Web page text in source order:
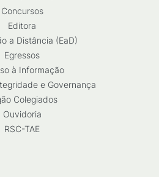
Concursos
Editora
a Distância (EaD)
Egressos
à Informação
e Governança
Colegiados
Ouvidoria
RSC-TAE